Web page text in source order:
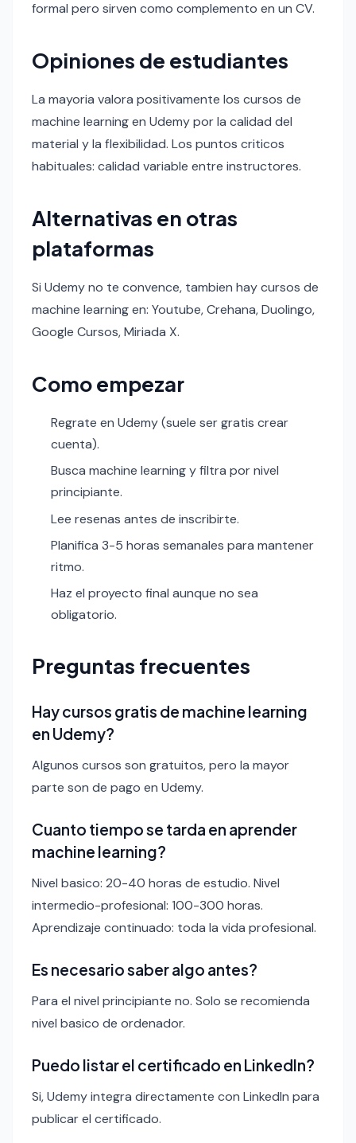
formal pero sirven como complemento en un CV.
Opiniones de estudiantes
La mayoria valora positivamente los cursos de
machine learning en Udemy por la calidad del
material y la flexibilidad. Los puntos criticos
habituales: calidad variable entre instructores.
Alternativas en otras
plataformas
Si Udemy no te convence, tambien hay cursos de
machine learning en: Youtube, Crehana, Duolingo,
Google Cursos, Miriada X.
Como empezar
Regrate en Udemy (suele ser gratis crear
cuenta).
Busca machine learning y filtra por nivel
principiante.
Lee resenas antes de inscribirte.
Planifica 3-5 horas semanales para mantener
ritmo.
Haz el proyecto final aunque no sea
obligatorio.
Preguntas frecuentes
Hay cursos gratis de machine learning
en Udemy?
Algunos cursos son gratuitos, pero la mayor
parte son de pago en Udemy.
Cuanto tiempo se tarda en aprender
machine learning?
Nivel basico: 20-40 horas de estudio. Nivel
intermedio-profesional: 100-300 horas.
Aprendizaje continuado: toda la vida profesional.
Es necesario saber algo antes?
Para el nivel principiante no. Solo se recomienda
nivel basico de ordenador.
Puedo listar el certificado en LinkedIn?
Si, Udemy integra directamente con LinkedIn para
publicar el certificado.